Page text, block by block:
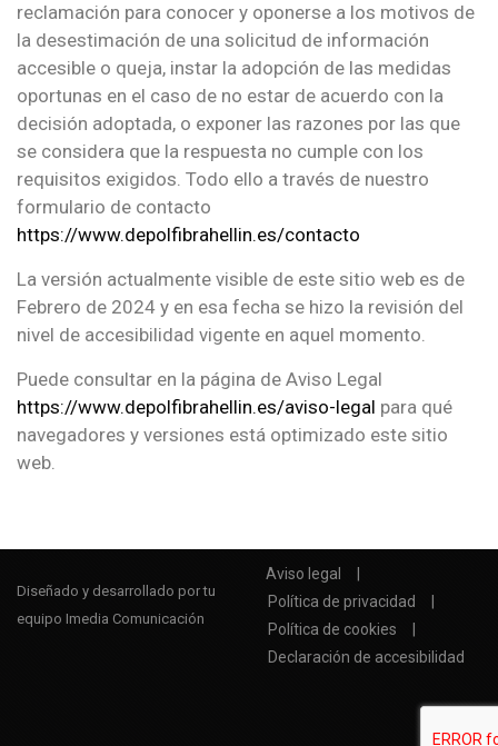
reclamación para conocer y oponerse a los motivos de
la desestimación de una solicitud de información
accesible o queja, instar la adopción de las medidas
oportunas en el caso de no estar de acuerdo con la
decisión adoptada, o exponer las razones por las que
se considera que la respuesta no cumple con los
requisitos exigidos. Todo ello a través de nuestro
formulario de contacto
https://www.depolfibrahellin.es/contacto
La versión actualmente visible de este sitio web es de
Febrero de 2024 y en esa fecha se hizo la revisión del
nivel de accesibilidad vigente en aquel momento.
Puede consultar en la página de Aviso Legal
https://www.depolfibrahellin.es/aviso-legal para qué
navegadores y versiones está optimizado este sitio
web.
Diseñado y desarrollado por tu
equipo Imedia Comunicación
Aviso legal
Política de privacidad
Política de cookies
Declaración de accesibilidad